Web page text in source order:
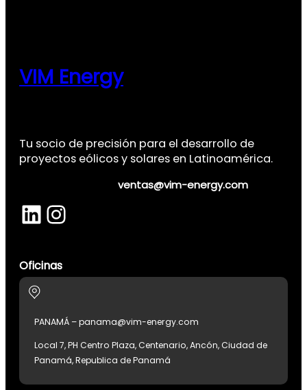
VIM Energy
Tu socio de precisión para el desarrollo de
proyectos eólicos y solares en Latinoamérica.
LinkedIn Instagram
ventas@vim-energy.com
Oficinas
PANAMÁ – panama@vim-energy.com
Local 7, PH Centro Plaza, Centenario, Ancón, Ciudad de
Panamá, Republica de Panamá